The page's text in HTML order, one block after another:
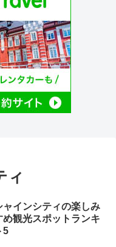
ィ
ャインシティの楽しみ
め観光スポットランキ
5